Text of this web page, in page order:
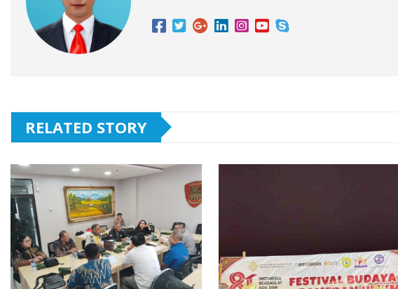
RELATED STORY